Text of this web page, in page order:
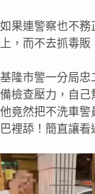
如果連警察也不務
上，而不去抓毒
基隆市警一分局忠
備檢查壓力，自己
他竟然把不洗車警
巴裡舔！簡直讓看